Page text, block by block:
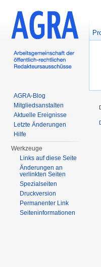
AGRA-Blog
Mitgliedsanstalten
Aktuelle Ereignisse
Letzte Änderungen
Hilfe
Werkzeuge
Links auf diese Seite
Änderungen an
verlinkten Seiten
Spezialseiten
Druckversion
Permanenter Link
Seiten­informationen